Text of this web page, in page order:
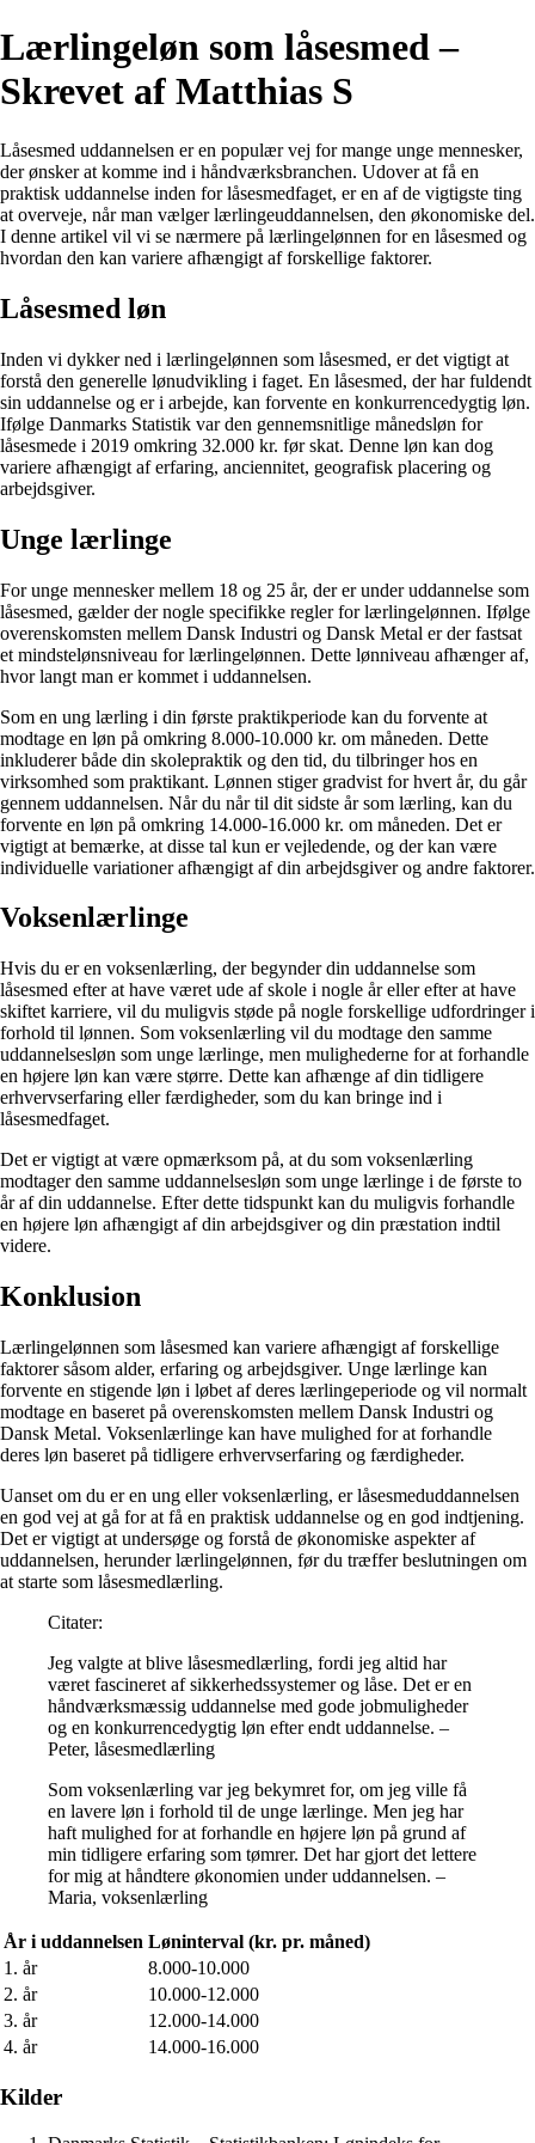
Lærlingeløn som låsesmed –
Skrevet af Matthias S
Låsesmed uddannelsen er en populær vej for mange unge mennesker,
der ønsker at komme ind i håndværksbranchen. Udover at få en
praktisk uddannelse inden for låsesmedfaget, er en af de vigtigste ting
at overveje, når man vælger lærlingeuddannelsen, den økonomiske del.
I denne artikel vil vi se nærmere på lærlingelønnen for en låsesmed og
hvordan den kan variere afhængigt af forskellige faktorer.
Låsesmed løn
Inden vi dykker ned i lærlingelønnen som låsesmed, er det vigtigt at
forstå den generelle lønudvikling i faget. En låsesmed, der har fuldendt
sin uddannelse og er i arbejde, kan forvente en konkurrencedygtig løn.
Ifølge Danmarks Statistik var den gennemsnitlige månedsløn for
låsesmede i 2019 omkring 32.000 kr. før skat. Denne løn kan dog
variere afhængigt af erfaring, anciennitet, geografisk placering og
arbejdsgiver.
Unge lærlinge
For unge mennesker mellem 18 og 25 år, der er under uddannelse som
låsesmed, gælder der nogle specifikke regler for lærlingelønnen. Ifølge
overenskomsten mellem Dansk Industri og Dansk Metal er der fastsat
et mindstelønsniveau for lærlingelønnen. Dette lønniveau afhænger af,
hvor langt man er kommet i uddannelsen.
Som en ung lærling i din første praktikperiode kan du forvente at
modtage en løn på omkring 8.000-10.000 kr. om måneden. Dette
inkluderer både din skolepraktik og den tid, du tilbringer hos en
virksomhed som praktikant. Lønnen stiger gradvist for hvert år, du går
gennem uddannelsen. Når du når til dit sidste år som lærling, kan du
forvente en løn på omkring 14.000-16.000 kr. om måneden. Det er
vigtigt at bemærke, at disse tal kun er vejledende, og der kan være
individuelle variationer afhængigt af din arbejdsgiver og andre faktorer.
Voksenlærlinge
Hvis du er en voksenlærling, der begynder din uddannelse som
låsesmed efter at have været ude af skole i nogle år eller efter at have
skiftet karriere, vil du muligvis støde på nogle forskellige udfordringer i
forhold til lønnen. Som voksenlærling vil du modtage den samme
uddannelsesløn som unge lærlinge, men mulighederne for at forhandle
en højere løn kan være større. Dette kan afhænge af din tidligere
erhvervserfaring eller færdigheder, som du kan bringe ind i
låsesmedfaget.
Det er vigtigt at være opmærksom på, at du som voksenlærling
modtager den samme uddannelsesløn som unge lærlinge i de første to
år af din uddannelse. Efter dette tidspunkt kan du muligvis forhandle
en højere løn afhængigt af din arbejdsgiver og din præstation indtil
videre.
Konklusion
Lærlingelønnen som låsesmed kan variere afhængigt af forskellige
faktorer såsom alder, erfaring og arbejdsgiver. Unge lærlinge kan
forvente en stigende løn i løbet af deres lærlingeperiode og vil normalt
modtage en baseret på overenskomsten mellem Dansk Industri og
Dansk Metal. Voksenlærlinge kan have mulighed for at forhandle
deres løn baseret på tidligere erhvervserfaring og færdigheder.
Uanset om du er en ung eller voksenlærling, er låsesmeduddannelsen
en god vej at gå for at få en praktisk uddannelse og en god indtjening.
Det er vigtigt at undersøge og forstå de økonomiske aspekter af
uddannelsen, herunder lærlingelønnen, før du træffer beslutningen om
at starte som låsesmedlærling.
Citater:
Jeg valgte at blive låsesmedlærling, fordi jeg altid har
været fascineret af sikkerhedssystemer og låse. Det er en
håndværksmæssig uddannelse med gode jobmuligheder
og en konkurrencedygtig løn efter endt uddannelse. –
Peter, låsesmedlærling
Som voksenlærling var jeg bekymret for, om jeg ville få
en lavere løn i forhold til de unge lærlinge. Men jeg har
haft mulighed for at forhandle en højere løn på grund af
min tidligere erfaring som tømrer. Det har gjort det lettere
for mig at håndtere økonomien under uddannelsen. –
Maria, voksenlærling
År i uddannelsen Løninterval (kr. pr. måned)
1. år
8.000-10.000
2. år
10.000-12.000
3. år
12.000-14.000
4. år
14.000-16.000
Kilder